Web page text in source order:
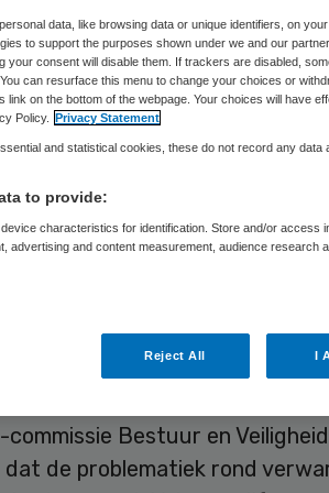
is
17 juli 2025,08:30 1336 keer gelezen
met verward gedrag te
gefaald, stelt burgemeester
van Nederlandse
Bestuur en Veiligheid
de problematiek rond
data, like browsing data or unique identifiers, on your
to support the purposes shown under we and our
your consent will disable them. If trackers are disabled,
can resurface this menu to change your choices or
on the bottom of the webpage. Your choices will have
Policy. Privacy Statement
and statistical cookies, these do not record any data
to provide:
characteristics for identification. Store and/or access
advertising and content measurement, audience research
Reject All I